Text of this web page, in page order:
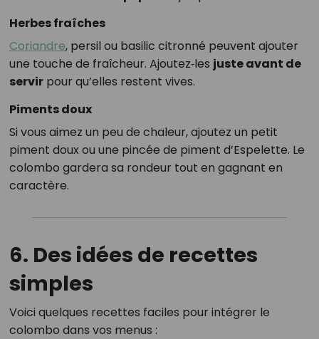
Herbes fraîches
Coriandre, persil ou basilic citronné peuvent ajouter
une touche de fraîcheur. Ajoutez‑les juste avant de
servirpour qu’elles restent vives.
Piments doux
Si vous aimez un peu de chaleur, ajoutez un petit
piment doux ou une pincée de piment d’Espelette. Le
colombo gardera sa rondeur tout en gagnant en
caractère.
6. Des idées de recettes
simples
Voici quelques recettes faciles pour intégrer le
colombo dans vos menus :